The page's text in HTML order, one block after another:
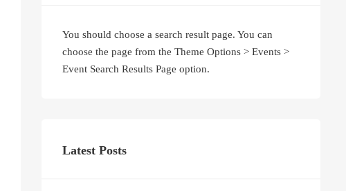
You should choose a search result page. You can
choose the page from the Theme Options > Events >
Event Search Results Page option.
Latest Posts